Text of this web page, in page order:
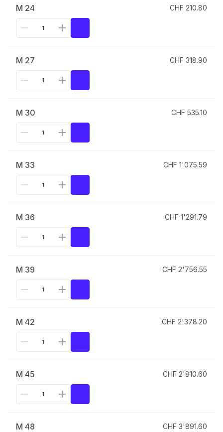
M 24 CHF 210.80
M 27 CHF 318.90
M 30 CHF 535.10
M 33 CHF 1'075.59
M 36 CHF 1'291.79
M 39 CHF 2'756.55
M 42 CHF 2'378.20
M 45 CHF 2'810.60
M 48 CHF 3'891.60